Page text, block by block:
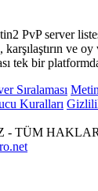
PvP server
karşılaştırın ve
tek bir
Sıralaması
Kuralları
- TÜM